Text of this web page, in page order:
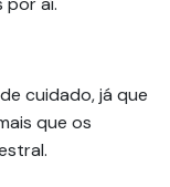
cuidado, já que
que os